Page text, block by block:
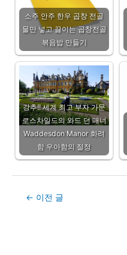
소주 안주 한우 곱창 전골
물만 넣고 끓이는 곱창전골
볶음밥 만들기
강추!! 세계 최고 부자 가문
로스차일드의 와드 던 매너
Waddesdon Manor 화려
함 우아함의 절정
Post← 이전 글